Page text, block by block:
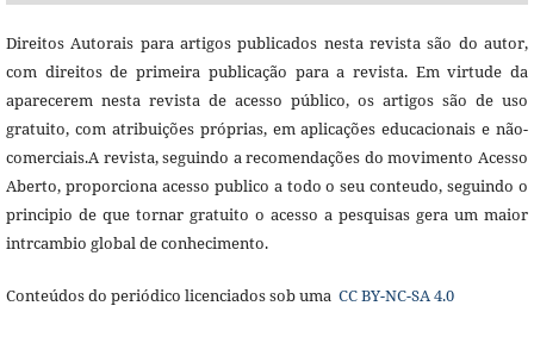
Direitos Autorais para artigos publicados nesta revista são do autor,
com direitos de primeira publicação para a revista. Em virtude da
aparecerem nesta revista de acesso público, os artigos são de uso
gratuito, com atribuições próprias, em aplicações educacionais e não-
comerciais.A revista, seguindo a recomendações do movimento Acesso
Aberto, proporciona acesso publico a todo o seu conteudo, seguindo o
principio de que tornar gratuito o acesso a pesquisas gera um maior
intrcambio global de conhecimento.
Conteúdos do periódico licenciados sob uma CC BY-NC-SA 4.0